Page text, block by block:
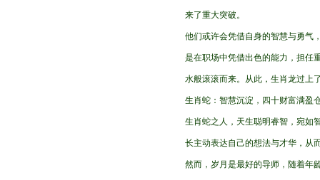
来了重大突破。
他们或许会凭借自身的智慧与勇气
是在职场中凭借出色的能力，担任
水般滚滚而来。从此，生肖龙过上
生肖蛇：智慧沉淀，四十财富满盈
生肖蛇之人，天生聪明睿智，宛如
长主动表达自己的想法与才华，从
然而，岁月是最好的导师，随着年